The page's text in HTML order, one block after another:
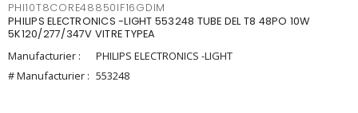
PHI10T8CORE48850IF16GDIM
PHILIPS ELECTRONICS -LIGHT 553248 TUBE DEL T8 48PO 10W
5K120/277/347V VITRE TYPEA
Manufacturier :
PHILIPS ELECTRONICS -LIGHT
# Manufacturier : 553248